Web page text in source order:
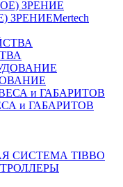
ЗРЕНИЕMertech
и ГАБАРИТОВ
СИСТЕМА TIBBO